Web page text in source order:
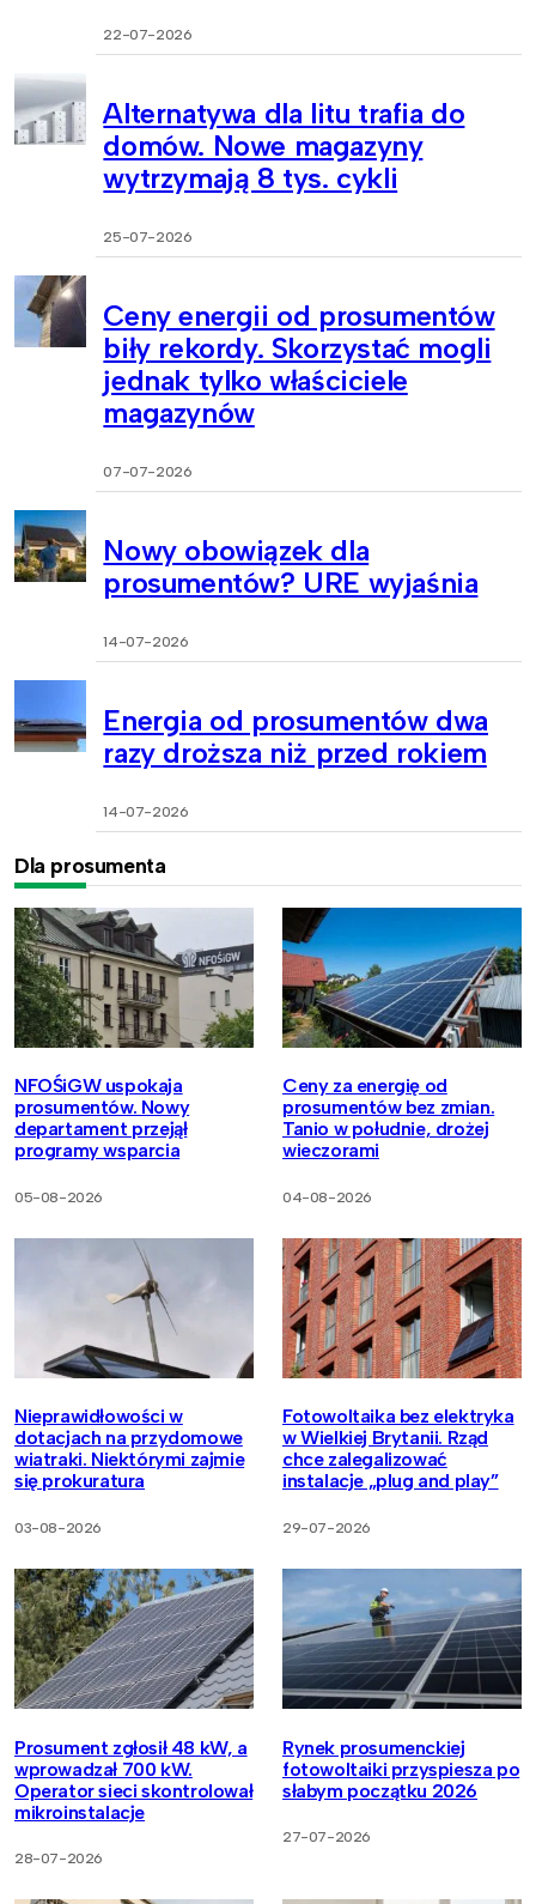
22-07-2026
Alternatywa dla litu trafia do
domów. Nowe magazyny
wytrzymają 8 tys. cykli
25-07-2026
Ceny energii od prosumentów
biły rekordy. Skorzystać mogli
jednak tylko właściciele
magazynów
07-07-2026
Nowy obowiązek dla
prosumentów? URE wyjaśnia
14-07-2026
Energia od prosumentów dwa
razy droższa niż przed rokiem
14-07-2026
Dla prosumenta
NFOŚiGW uspokaja
prosumentów. Nowy
departament przejął
programy wsparcia
05-08-2026
Ceny za energię od
prosumentów bez zmian.
Tanio w południe, drożej
wieczorami
04-08-2026
Nieprawidłowości w
dotacjach na przydomowe
wiatraki. Niektórymi zajmie
się prokuratura
03-08-2026
Fotowoltaika bez elektryka
w Wielkiej Brytanii. Rząd
chce zalegalizować
instalacje „plug and play”
29-07-2026
Prosument zgłosił 48 kW, a
wprowadzał 700 kW.
Operator sieci skontrolował
mikroinstalacje
28-07-2026
Rynek prosumenckiej
fotowoltaiki przyspiesza po
słabym początku 2026
27-07-2026